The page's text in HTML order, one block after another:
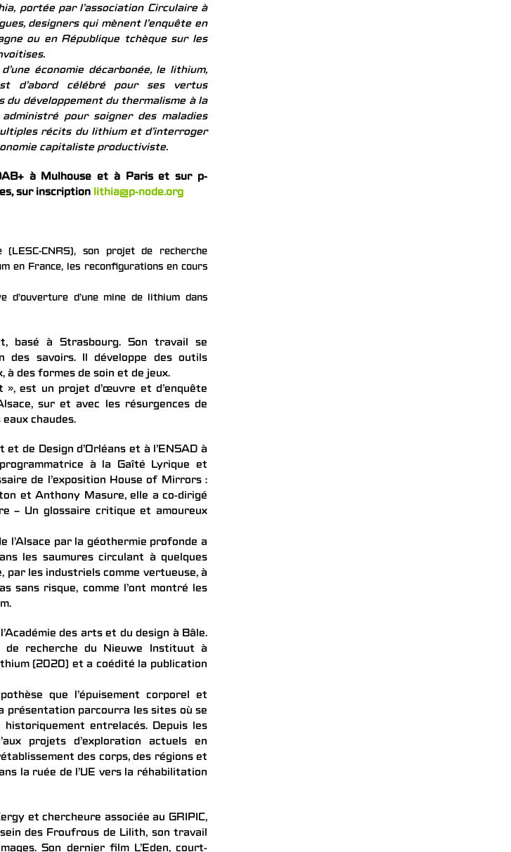
portée par l’association Circulaire à
designers qui mènent l’enquête en
ou en République tchèque sur les
économie décarbonée, le lithium,
d’abord célébré pour ses vertus
du développement du thermalisme à la
pour soigner des maladies
récits du lithium et d’interroger
capitaliste productiviste.
à Mulhouse et à Paris et sur p-
sur inscription lithia@p-node.org
CNRS), son projet de recherche
en France, les reconfigurations en cours
d’une mine de lithium dans
basé à Strasbourg. Son travail se
des savoirs. Il développe des outils
à des formes de soin et de jeux.
est un projet d’œuvre et d’enquête
sur et avec les résurgences de
chaudes.
de Design d’Orléans et à l’ENSAD à
à la Gaîté Lyrique et
de l’exposition House of Mirrors :
et Anthony Masure, elle a co-dirigé
– Un glossaire critique et amoureux
l’Alsace par la géothermie profonde a
les saumures circulant à quelques
par les industriels comme vertueuse, à
sans risque, comme l’ont montré les
des arts et du design à Bâle.
recherche du Nieuwe Instituut à
(2020) et a coédité la publication
que l’épuisement corporel et
présentation parcourra les sites où se
entrelacés. Depuis les
projets d’exploration actuels en
des corps, des régions et
la ruée de l’UE vers la réhabilitation
et chercheure associée au GRIPIC,
des Froufrous de Lilith, son travail
Son dernier film L’Eden, court-